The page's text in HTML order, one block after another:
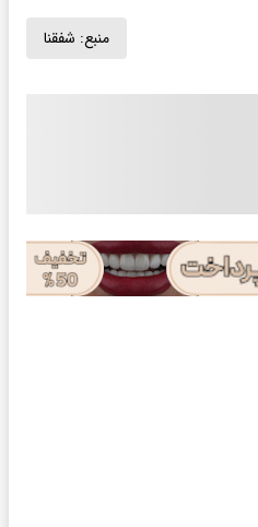
منبع: شفقنا